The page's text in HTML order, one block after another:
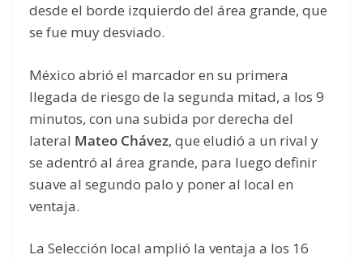
desde el borde izquierdo del área grande, que
se fue muy desviado.
México abrió el marcador en su primera
llegada de riesgo de la segunda mitad, a los 9
minutos, con una subida por derecha del
lateral Mateo Chávez, que eludió a un rival y
se adentró al área grande, para luego definir
suave al segundo palo y poner al local en
ventaja.
La Selección local amplió la ventaja a los 16